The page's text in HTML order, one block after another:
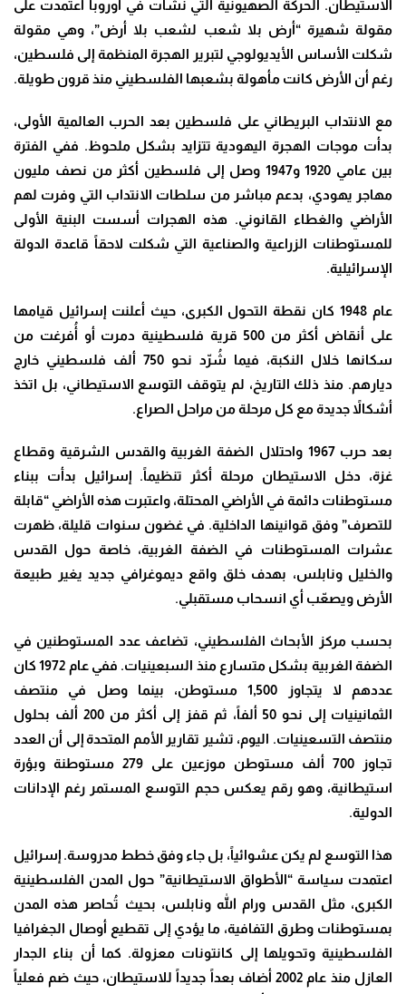
الاستيطان. الحركة الصهيونية التي نشأت في أوروبا اعتمدت على
مقولة شهيرة “أرض بلا شعب لشعب بلا أرض”، وهي مقولة
شكلت الأساس الأيديولوجي لتبرير الهجرة المنظمة إلى فلسطين،
رغم أن الأرض كانت مأهولة بشعبها الفلسطيني منذ قرون طويلة.
مع الانتداب البريطاني على فلسطين بعد الحرب العالمية الأولى،
بدأت موجات الهجرة اليهودية تتزايد بشكل ملحوظ. ففي الفترة
بين عامي 1920 و1947 وصل إلى فلسطين أكثر من نصف مليون
مهاجر يهودي، بدعم مباشر من سلطات الانتداب التي وفرت لهم
الأراضي والغطاء القانوني. هذه الهجرات أسست البنية الأولى
للمستوطنات الزراعية والصناعية التي شكلت لاحقاً قاعدة الدولة
الإسرائيلية.
عام 1948 كان نقطة التحول الكبرى، حيث أعلنت إسرائيل قيامها
على أنقاض أكثر من 500 قرية فلسطينية دمرت أو أُفرغت من
سكانها خلال النكبة، فيما شُرّد نحو 750 ألف فلسطيني خارج
ديارهم. منذ ذلك التاريخ، لم يتوقف التوسع الاستيطاني، بل اتخذ
أشكالاً جديدة مع كل مرحلة من مراحل الصراع.
بعد حرب 1967 واحتلال الضفة الغربية والقدس الشرقية وقطاع
غزة، دخل الاستيطان مرحلة أكثر تنظيماً. إسرائيل بدأت ببناء
مستوطنات دائمة في الأراضي المحتلة، واعتبرت هذه الأراضي “قابلة
للتصرف” وفق قوانينها الداخلية. في غضون سنوات قليلة، ظهرت
عشرات المستوطنات في الضفة الغربية، خاصة حول القدس
والخليل ونابلس، بهدف خلق واقع ديموغرافي جديد يغير طبيعة
الأرض ويصعّب أي انسحاب مستقبلي.
بحسب مركز الأبحاث الفلسطيني، تضاعف عدد المستوطنين في
الضفة الغربية بشكل متسارع منذ السبعينيات. ففي عام 1972 كان
عددهم لا يتجاوز 1,500 مستوطن، بينما وصل في منتصف
الثمانينيات إلى نحو 50 ألفاً، ثم قفز إلى أكثر من 200 ألف بحلول
منتصف التسعينيات. اليوم، تشير تقارير الأمم المتحدة إلى أن العدد
تجاوز 700 ألف مستوطن موزعين على 279 مستوطنة وبؤرة
استيطانية، وهو رقم يعكس حجم التوسع المستمر رغم الإدانات
الدولية.
هذا التوسع لم يكن عشوائياً، بل جاء وفق خطط مدروسة. إسرائيل
اعتمدت سياسة “الأطواق الاستيطانية” حول المدن الفلسطينية
الكبرى، مثل القدس ورام الله ونابلس، بحيث تُحاصر هذه المدن
بمستوطنات وطرق التفافية، ما يؤدي إلى تقطيع أوصال الجغرافيا
الفلسطينية وتحويلها إلى كانتونات معزولة. كما أن بناء الجدار
العازل منذ عام 2002 أضاف بعداً جديداً للاستيطان، حيث ضم فعلياً